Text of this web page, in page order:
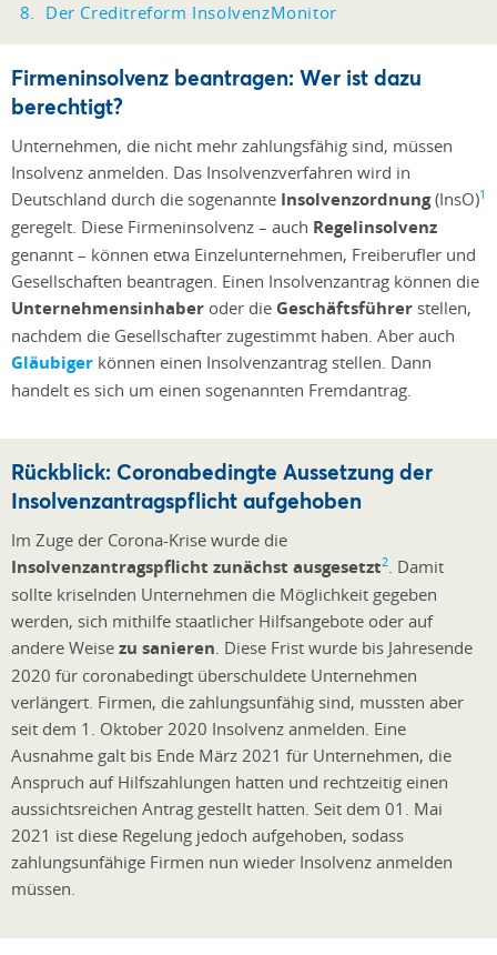
Der Creditreform InsolvenzMonitor
Firmeninsolvenz beantragen: Wer ist dazu
berechtigt?
Unternehmen, die nicht mehr zahlungsfähig sind, müssen
Insolvenz anmelden. Das Insolvenzverfahren wird in
Deutschland durch die sogenannte Insolvenzordnung(InsO)1
geregelt. Diese Firmeninsolvenz – auch Regelinsolvenz
genannt – können etwa Einzelunternehmen, Freiberufler und
Gesellschaften beantragen. Einen Insolvenzantrag können die
Unternehmensinhaber oder die Geschäftsführer stellen,
nachdem die Gesellschafter zugestimmt haben. Aber auch
Gläubiger können einen Insolvenzantrag stellen. Dann
handelt es sich um einen sogenannten Fremdantrag.
Rückblick: Coronabedingte Aussetzung der
Insolvenzantragspflicht aufgehoben
Im Zuge der Corona-Krise wurde die
Insolvenzantragspflicht zunächst ausgesetzt2 . Damit
sollte kriselnden Unternehmen die Möglichkeit gegeben
werden, sich mithilfe staatlicher Hilfsangebote oder auf
andere Weise zu sanieren . Diese Frist wurde bis Jahresende
2020 für coronabedingt überschuldete Unternehmen
verlängert. Firmen, die zahlungsunfähig sind, mussten aber
seit dem 1. Oktober 2020 Insolvenz anmelden. Eine
Ausnahme galt bis Ende März 2021 für Unternehmen, die
Anspruch auf Hilfszahlungen hatten und rechtzeitig einen
aussichtsreichen Antrag gestellt hatten. Seit dem 01. Mai
2021 ist diese Regelung jedoch aufgehoben, sodass
zahlungsunfähige Firmen nun wieder Insolvenz anmelden
müssen.